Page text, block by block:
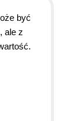
być
ale z